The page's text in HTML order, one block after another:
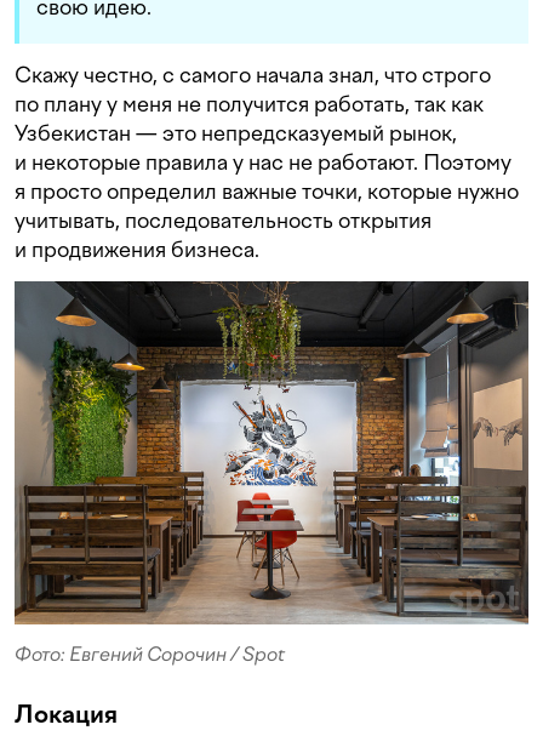
свою идею.
Скажу честно, с самого начала знал, что строго
по плану у меня не получится работать, так как
Узбекистан — это непредсказуемый рынок,
и некоторые правила у нас не работают. Поэтому
я просто определил важные точки, которые нужно
учитывать, последовательность открытия
и продвижения бизнеса.
Фото: Евгений Сорочин / Spot
Локация